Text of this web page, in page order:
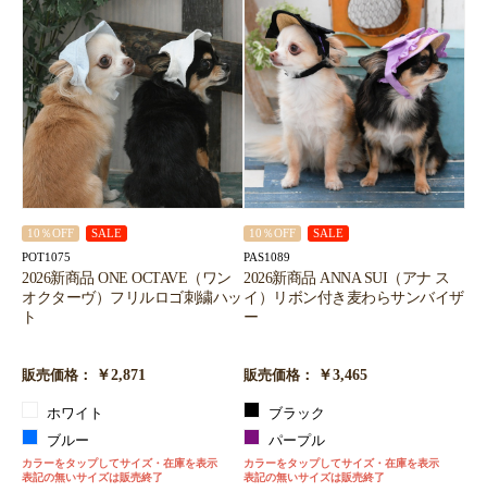
10％OFF SALE
POT1075
2026新商品 ONE OCTAVE（ワン
オクターヴ）フリルロゴ刺繍ハッ
ト
販売価格： ￥2,871
ホワイト
ブルー
カラーをタップしてサイズ・在庫を表示
表記の無いサイズは販売終了
10％OFF SALE
PAS1089
2026新商品 ANNA SUI（アナ ス
イ）リボン付き麦わらサンバイザ
ー
販売価格： ￥3,465
ブラック
パープル
カラーをタップしてサイズ・在庫を表示
表記の無いサイズは販売終了